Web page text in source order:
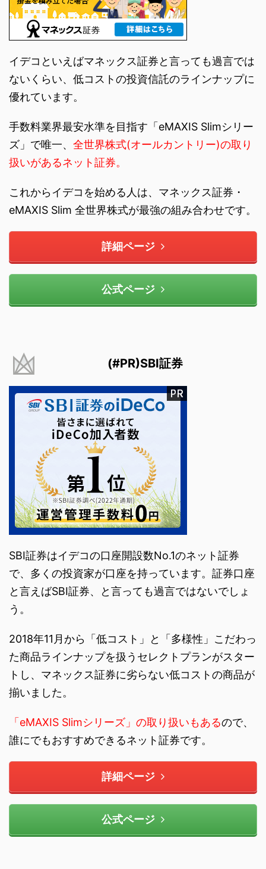
イデコといえばマネックス証券と言っても過言では
ないくらい、低コストの投資信託のラインナップに
優れています。
手数料業界最安水準を目指す「eMAXIS Slimシリー
ズ」で唯一、 全世界株式(オールカントリー)の取り
扱いがあるネット証券。
これからイデコを始める人は、マネックス証券・
eMAXIS Slim 全世界株式が最強の組み合わせです。
詳細ページ
公式ページ
(#PR)SBI証券
SBI証券はイデコの口座開設数No.1のネット証券
で、多くの投資家が口座を持っています。証券口座
と言えばSBI証券、と言っても過言ではないでしょ
う。
2018年11月から「低コスト」と「多様性」こだわっ
た商品ラインナップを扱うセレクトプランがスター
トし、マネックス証券に劣らない低コストの商品が
揃いました。
「eMAXIS Slimシリーズ」の取り扱いもあるので、
誰にでもおすすめできるネット証券です。
詳細ページ
公式ページ